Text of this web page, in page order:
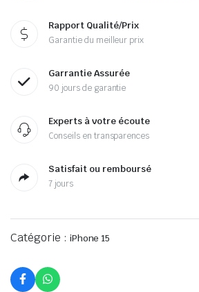
Rapport Qualité/Prix
Garantie du meilleur prix
Garrantie Assurée
90 jours de garantie
Experts à votre écoute
Conseils en transparences
Satisfait ou remboursé
7 jours
Catégorie : iPhone 15